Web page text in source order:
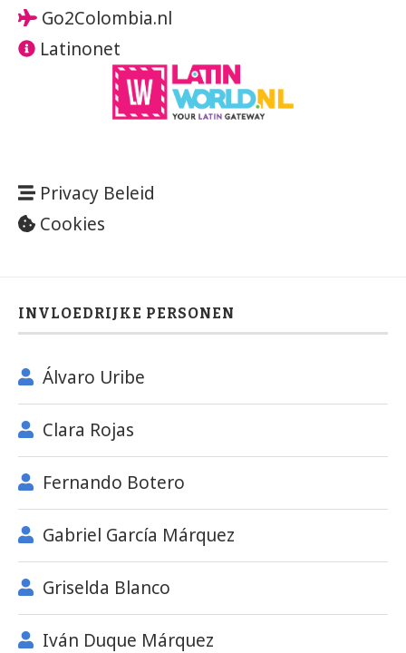
Go2Colombia.nl
Latinonet
Privacy Beleid
Cookies
INVLOEDRIJKE PERSONEN
Álvaro Uribe
Clara Rojas
Fernando Botero
Gabriel García Márquez
Griselda Blanco
Iván Duque Márquez